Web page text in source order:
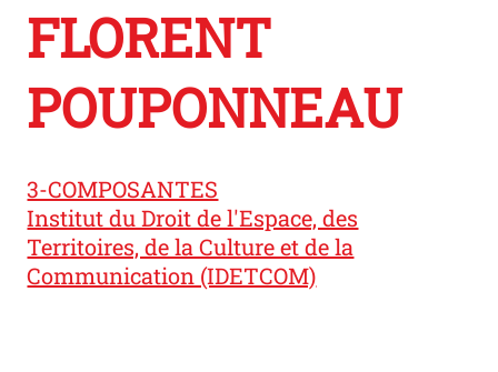
FLORENT
POUPONNEAU
3-COMPOSANTES
Institut du Droit de l'Espace, des
Territoires, de la Culture et de la
Communication (IDETCOM)